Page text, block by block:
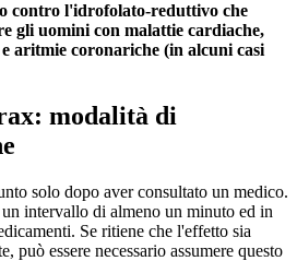
contro l'idrofolato-reduttivo che
gli uomini con malattie cardiache,
aritmie coronariche (in alcuni casi
modalità di
solo dopo aver consultato un medico.
intervallo di almeno un minuto ed in
Se ritiene che l'effetto sia
può essere necessario assumere questo